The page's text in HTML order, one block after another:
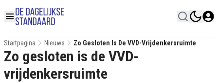
Startpagina Nieuws Zo Gesloten Is De VVD-Vrijdenkersruimte
Zo gesloten is de VVD-
vrijdenkersruimte